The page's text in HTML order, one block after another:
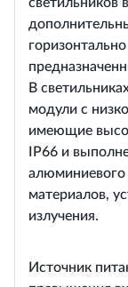
В
модули с
имеющие
IP66 и
алюминиевого
материалов,
излучения.
Источник